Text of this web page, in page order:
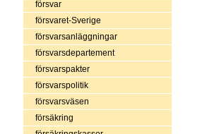
försvar
försvaret-Sverige
försvarsanläggningar
försvarsdepartement
försvarspakter
försvarspolitik
försvarsväsen
försäkring